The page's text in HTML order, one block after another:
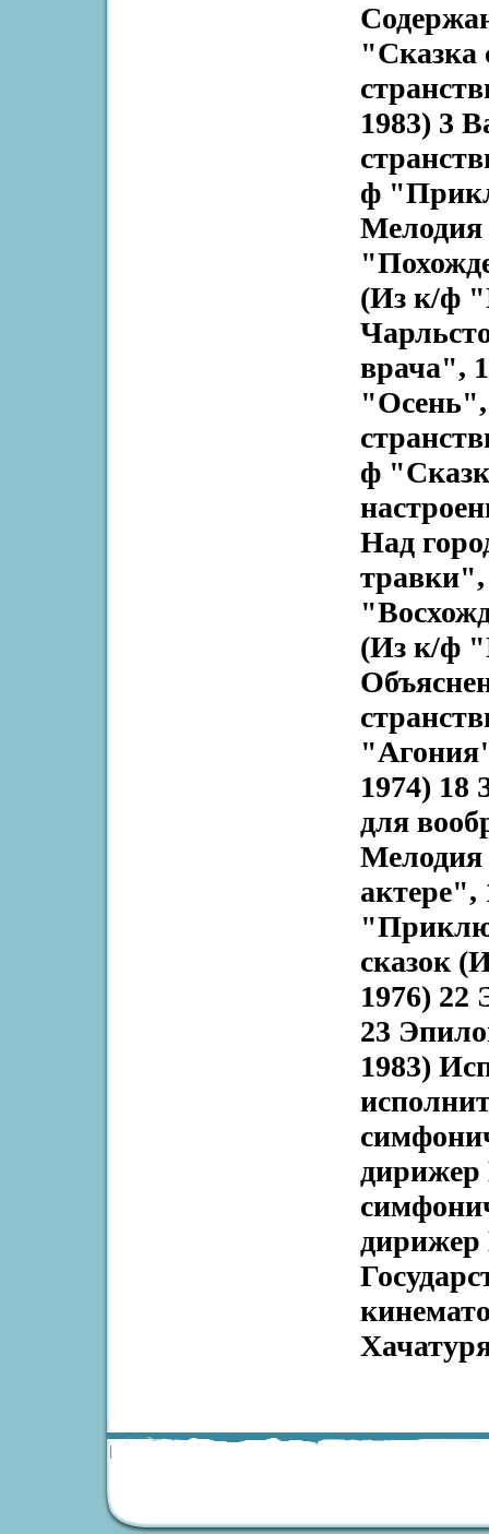
"Сказка
1983) 3
ф
Мелодия
(Из к/ф
врача",
"Осень",
ф
Над
травки",
(Из к/ф
1974)
для
Мелодия
актере",
сказок
1976)
23
1983)
дирижер